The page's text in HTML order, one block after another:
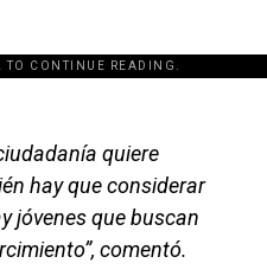
TO CONTINUE READING.
quiere
hay que considerar
jóvenes que buscan
comentó.